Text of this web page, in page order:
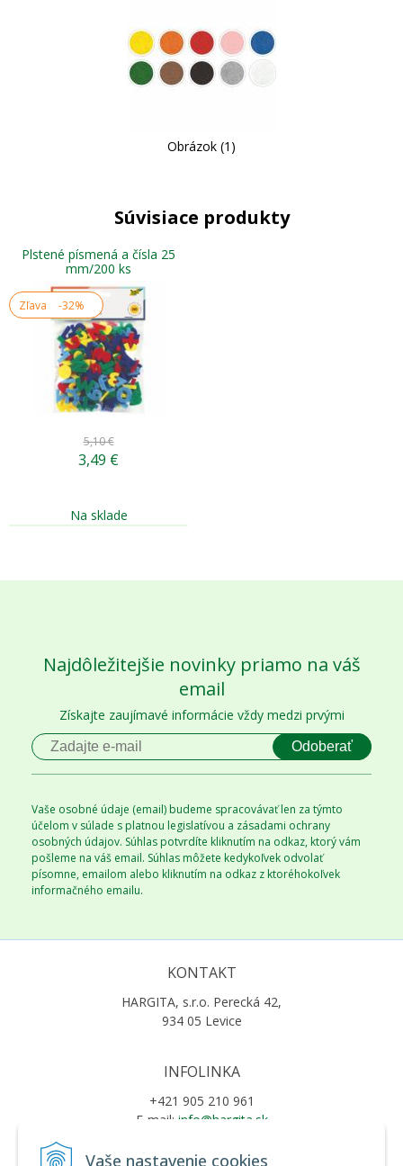
Vaše nastavenie cookies
Obrázok (1)
Súvisiace produkty
Plstené písmená a čísla 25
mm/200 ks
Zľava -32%
5,10 €
3,49 €
Na sklade
Najdôležitejšie novinky priamo na váš
email
Získajte zaujímavé informácie vždy medzi prvými
Odoberať
Vaše osobné údaje (email) budeme spracovávať len za týmto
účelom v súlade s platnou legislatívou a zásadami ochrany
osobných údajov. Súhlas potvrdíte kliknutím na odkaz, ktorý vám
pošleme na váš email. Súhlas môžete kedykoľvek odvolať
písomne, emailom alebo kliknutím na odkaz z ktoréhokoľvek
informačného emailu.
KONTAKT
HARGITA, s.r.o. Perecká 42,
934 05 Levice
INFOLINKA
+421 905 210 961
E-mail: info@hargita.sk